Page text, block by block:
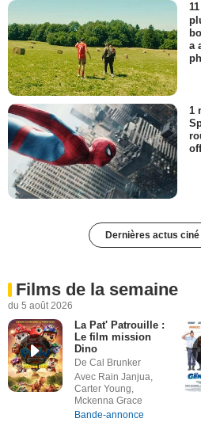
a
1
Dernières actus
Films de la semaine
du 5 août 2026
La Pat' Patrouille :
Le film mission
Dino
De Cal Brunker
Avec Rain Janjua,
Carter Young,
Mckenna Grace
Bande-annonce